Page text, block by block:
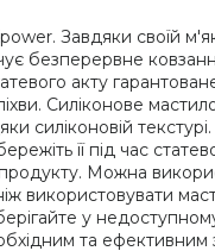
Завдяки своїй
безперервне
акту
Силіконове
силіконовій
її під час
продукту. Можна
у
та